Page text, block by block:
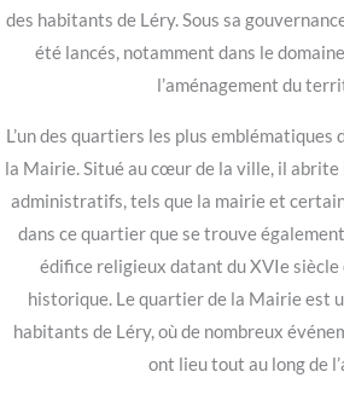
des habitants de Léry. Sous sa
été lancés, notamment dans le
l’aménagement du
L’un des quartiers les plus
la Mairie. Situé au cœur de la ville, il
administratifs, tels que la mairie et
dans ce quartier que se trouve
édifice religieux datant du XVIe siècle
historique. Le quartier de la Mairie est
habitants de Léry, où de nombreux
ont lieu tout au long de